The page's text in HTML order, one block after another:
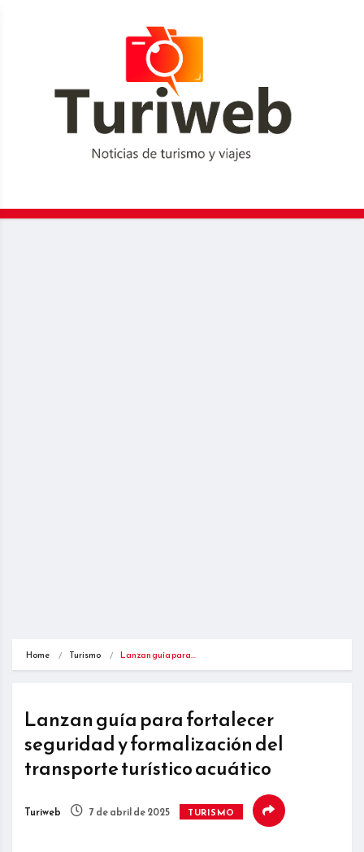
Home Turismo Lanzan guía para…
Lanzan guía para fortalecer
seguridad y formalización del
transporte turístico acuático
Turiweb 7 de abril de 2025 TURISMO